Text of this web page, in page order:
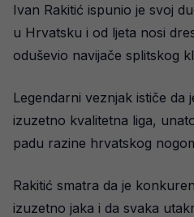
Ivan Rakitić ispunio je svoj
u Hrvatsku i od ljeta nosi
oduševio navijače splitskog
Legendarni veznjak ističe da
izuzetno kvalitetna liga,
padu razine hrvatskog
Rakitić smatra da je
izuzetno jaka i da svaka